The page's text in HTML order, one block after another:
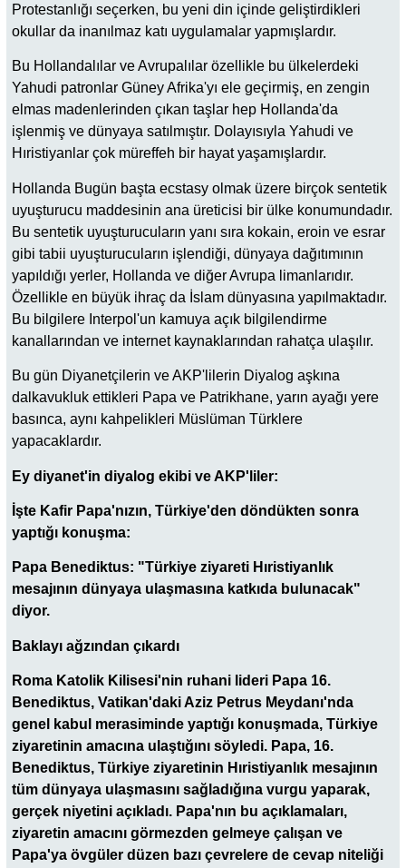
Protestanlığı seçerken, bu yeni din içinde geliştirdikleri
okullar da inanılmaz katı uygulamalar yapmışlardır.
Bu Hollandalılar ve Avrupalılar özellikle bu ülkelerdeki
Yahudi patronlar Güney Afrika'yı ele geçirmiş, en zengin
elmas madenlerinden çıkan taşlar hep Hollanda'da
işlenmiş ve dünyaya satılmıştır. Dolayısıyla Yahudi ve
Hıristiyanlar çok müreffeh bir hayat yaşamışlardır.
Hollanda Bugün başta ecstasy olmak üzere birçok sentetik
uyuşturucu maddesinin ana üreticisi bir ülke konumundadır.
Bu sentetik uyuşturucuların yanı sıra kokain, eroin ve esrar
gibi tabii uyuşturucuların işlendiği, dünyaya dağıtımının
yapıldığı yerler, Hollanda ve diğer Avrupa limanlarıdır.
Özellikle en büyük ihraç da İslam dünyasına yapılmaktadır.
Bu bilgilere Interpol'un kamuya açık bilgilendirme
kanallarından ve internet kaynaklarından rahatça ulaşılır.
Bu gün Diyanetçilerin ve AKP'lilerin Diyalog aşkına
dalkavukluk ettikleri Papa ve Patrikhane, yarın ayağı yere
basınca, aynı kahpelikleri Müslüman Türklere
yapacaklardır.
Ey diyanet'in diyalog ekibi ve AKP'liler:
İşte Kafir Papa'nızın, Türkiye'den döndükten sonra
yaptığı konuşma:
Papa Benediktus: "Türkiye ziyareti Hıristiyanlık
mesajının dünyaya ulaşmasına katkıda bulunacak"
diyor.
Baklayı ağzından çıkardı
Roma Katolik Kilisesi'nin ruhani lideri Papa 16.
Benediktus, Vatikan'daki Aziz Petrus Meydanı'nda
genel kabul merasiminde yaptığı konuşmada, Türkiye
ziyaretinin amacına ulaştığını söyledi. Papa, 16.
Benediktus, Türkiye ziyaretinin Hıristiyanlık mesajının
tüm dünyaya ulaşmasını sağladığına vurgu yaparak,
gerçek niyetini açıkladı. Papa'nın bu açıklamaları,
ziyaretin amacını görmezden gelmeye çalışan ve
Papa'ya övgüler düzen bazı çevrelere de cevap niteliği